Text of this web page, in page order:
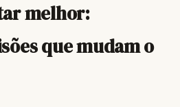
melhor:
que mudam o